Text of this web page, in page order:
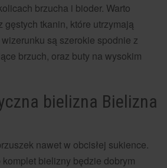
brzucha i bioder. Warto
gęstych tkanin, które utrzymają
są szerokie spodnie z
brzuch, oraz buty na wysokim
bielizna Bielizna
nawet w obcisłej sukience.
bielizny będzie dobrym